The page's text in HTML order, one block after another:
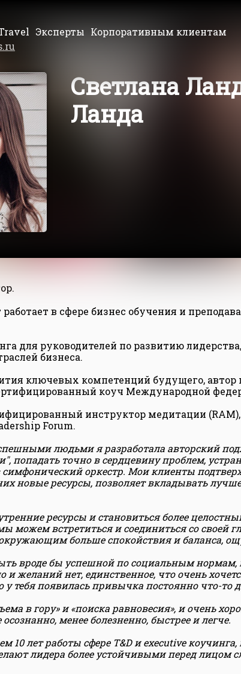
Эксперты Корпоративным клиентам
Светлана
Ланда
работает в сфере бизнес обучения и
для руководителей по развитию
бизнеса.
ключевых компетенций будущего,
коуч Международной
инструктор медитации
Forum.
людьми я разработала авторский
попадать точно в сердцевину проблем,
оркестр. Мои клиенты
новые ресурсы, позволяет вкладывать
ресурсы и становиться более
можем встретиться и соединиться со своей
окружающим больше спокойствия и баланса,
вроде бы успешной по социальным нормам,
желаний нет, единственное, что очень
тебя появилась привычка постоянно что-то
в гору» и «поиска равновесия», и очень
менее болезненно, быстрее и легче.
лет работы сфере T&D и executive коучинга,
лидера более устойчивыми перед лицом